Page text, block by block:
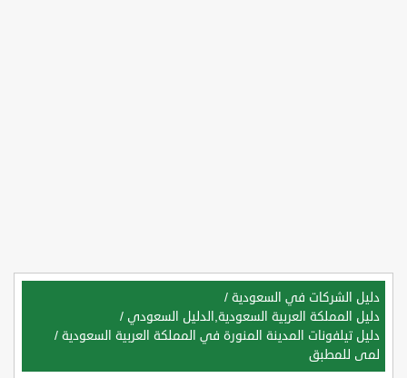
دليل الشركات في السعودية /
دليل المملكة العربية السعودية,الدليل السعودي /
دليل تيلفونات المدينة المنورة في المملكة العربية السعودية /
لمى للمطبق